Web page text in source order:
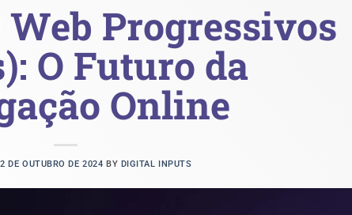
Progressivos
O Futuro da
Online
DE OUTUBRO DE 2024 BY DIGITAL INPUTS